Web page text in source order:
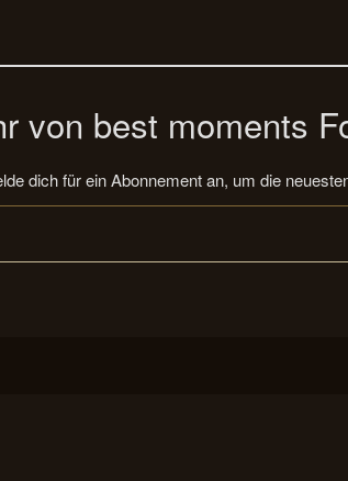
von best moments
dich für ein Abonnement an, um die